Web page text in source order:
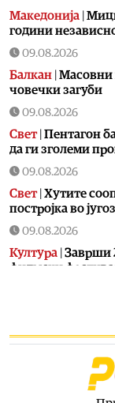
Македонија
години
09.08.2026
Балкан Масовни
човечки загуби
09.08.2026
Свет| Пентагон
да ги зголеми
09.08.2026
Свет| Хутите
постројка во
09.08.2026
Култура Заврши
филмски
09.08.2026
Од
јавниот превоз